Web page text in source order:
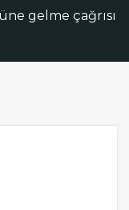
gelme çağrısı